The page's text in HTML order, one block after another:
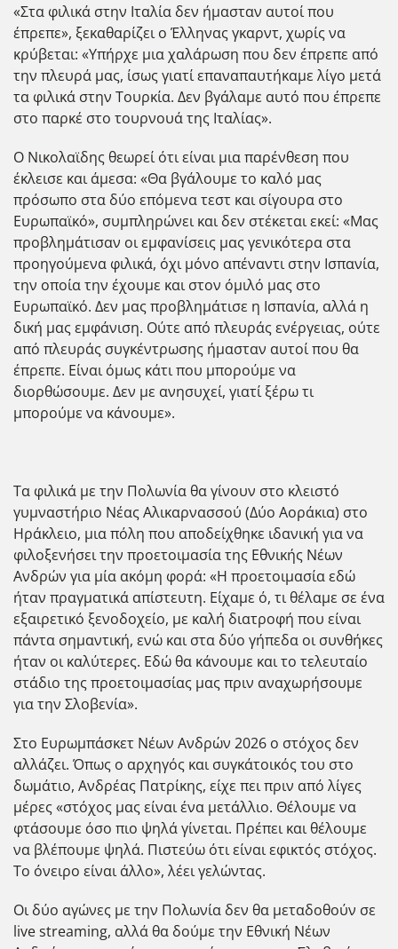
«Στα φιλικά στην Ιταλία δεν ήμασταν αυτοί που
έπρεπε», ξεκαθαρίζει ο Έλληνας γκαρντ, χωρίς να
κρύβεται: «Υπήρχε μια χαλάρωση που δεν έπρεπε από
την πλευρά μας, ίσως γιατί επαναπαυτήκαμε λίγο μετά
τα φιλικά στην Τουρκία. Δεν βγάλαμε αυτό που έπρεπε
στο παρκέ στο τουρνουά της Ιταλίας».
Ο Νικολαϊδης θεωρεί ότι είναι μια παρένθεση που
έκλεισε και άμεσα: «Θα βγάλουμε το καλό μας
πρόσωπο στα δύο επόμενα τεστ και σίγουρα στο
Ευρωπαϊκό», συμπληρώνει και δεν στέκεται εκεί: «Μας
προβλημάτισαν οι εμφανίσεις μας γενικότερα στα
προηγούμενα φιλικά, όχι μόνο απέναντι στην Ισπανία,
την οποία την έχουμε και στον όμιλό μας στο
Ευρωπαϊκό. Δεν μας προβλημάτισε η Ισπανία, αλλά η
δική μας εμφάνιση. Ούτε από πλευράς ενέργειας, ούτε
από πλευράς συγκέντρωσης ήμασταν αυτοί που θα
έπρεπε. Είναι όμως κάτι που μπορούμε να
διορθώσουμε. Δεν με ανησυχεί, γιατί ξέρω τι
μπορούμε να κάνουμε».
Τα φιλικά με την Πολωνία θα γίνουν στο κλειστό
γυμναστήριο Νέας Αλικαρνασσού (Δύο Αοράκια) στο
Ηράκλειο, μια πόλη που αποδείχθηκε ιδανική για να
φιλοξενήσει την προετοιμασία της Εθνικής Νέων
Ανδρών για μία ακόμη φορά: «Η προετοιμασία εδώ
ήταν πραγματικά απίστευτη. Είχαμε ό, τι θέλαμε σε ένα
εξαιρετικό ξενοδοχείο, με καλή διατροφή που είναι
πάντα σημαντική, ενώ και στα δύο γήπεδα οι συνθήκες
ήταν οι καλύτερες. Εδώ θα κάνουμε και το τελευταίο
στάδιο της προετοιμασίας μας πριν αναχωρήσουμε
για την Σλοβενία».
Στο Ευρωμπάσκετ Νέων Ανδρών 2026 ο στόχος δεν
αλλάζει. Όπως ο αρχηγός και συγκάτοικός του στο
δωμάτιο, Ανδρέας Πατρίκης, είχε πει πριν από λίγες
μέρες «στόχος μας είναι ένα μετάλλιο. Θέλουμε να
φτάσουμε όσο πιο ψηλά γίνεται. Πρέπει και θέλουμε
να βλέπουμε ψηλά. Πιστεύω ότι είναι εφικτός στόχος.
Το όνειρο είναι άλλο», λέει γελώντας.
Οι δύο αγώνες με την Πολωνία δεν θα μεταδοθούν σε
live streaming, αλλά θα δούμε την Εθνική Νέων